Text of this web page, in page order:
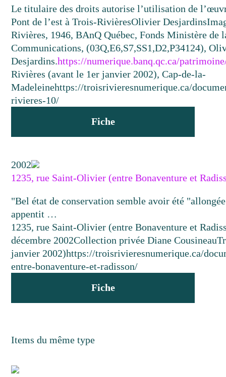
Le titulaire des droits autorise l’utilisation de
Pont de l’est à Trois-RivièresOlivier Desjardins
Rivières, 1946, BAnQ Québec, Fonds Ministère de
Communications, (03Q,E6,S7,SS1,D2,P34124),
Desjardins.https://numerique.banq.qc.ca/
Rivières (avant le 1er janvier 2002), Cap-de-la-
Madeleinehttps://troisrivieresnumerique.ca/
rivieres-10/
Fiche
2002
1235, rue Saint-Olivier (entre Bonaventure et
"Bel état de conservation semble avoir été
appentit …
1235, rue Saint-Olivier (entre Bonaventure et
décembre 2002Collection privée Diane Cousineau
janvier 2002)https://troisrivieresnumerique.ca/
entre-bonaventure-et-radisson/
Fiche
Items du même type